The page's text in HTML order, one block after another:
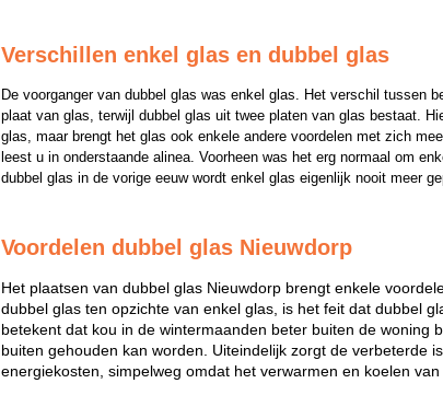
Verschillen enkel glas en dubbel glas
De voorganger van dubbel glas was enkel glas. Het verschil tussen
plaat van glas, terwijl dubbel glas uit twee platen van glas bestaat.
glas, maar brengt het glas ook enkele andere voordelen met zich
leest u in onderstaande alinea. Voorheen was het erg normaal om
dubbel glas in de vorige eeuw wordt enkel glas eigenlijk nooit meer
Voordelen dubbel glas Nieuwdorp
Het plaatsen van dubbel glas Nieuwdorp brengt enkele
dubbel glas ten opzichte van enkel glas, is het feit dat dubbel
betekent dat kou in de wintermaanden beter buiten de woning
buiten gehouden kan worden. Uiteindelijk zorgt de verbeterde
energiekosten, simpelweg omdat het verwarmen en koelen